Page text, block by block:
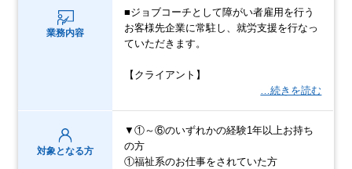
業務内容
■ジョブコーチとして障がい者雇用を行う
お客様先企業に常駐し、就労支援を行なっ
ていただきます。
【クライアント】
…続きを読む
対象となる方
▼①～⑥のいずれかの経験1年以上お持ち
の方
①福祉系のお仕事をされていた方